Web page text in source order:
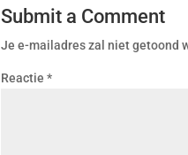
Submit a Comment
Je e-mailadres zal niet getoond
Reactie*